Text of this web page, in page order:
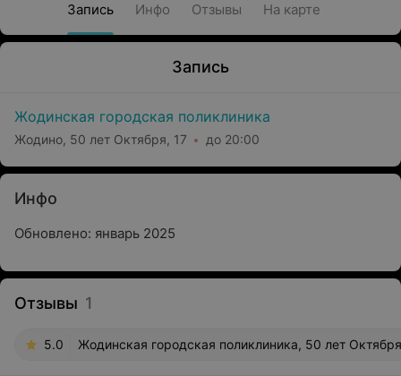
Запись Инфо Отзывы На карте
Запись
Жодинская городская поликлиника
Жодино, 50 лет Октября, 17 до 20:00
Инфо
Обновлено: январь 2025
Отзывы 1
5.0 Жодинская городская поликлиника, 50 лет